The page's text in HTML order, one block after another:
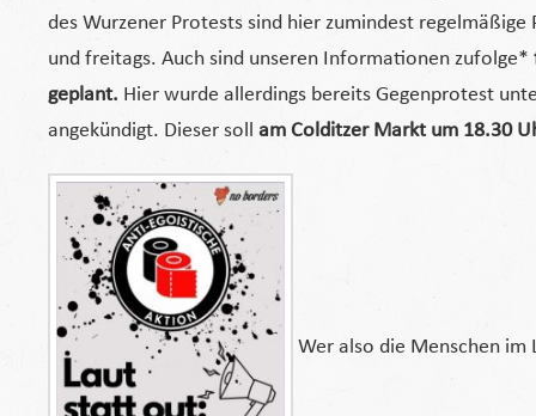
des Wurzener Protests sind hier zumindest
und freitags. Auch sind unseren Informationen zufolge*
geplant. Hier wurde allerdings bereits Gegenprotest
angekündigt. Dieser soll am Colditzer Markt um 18.30
Wer also die Menschen im